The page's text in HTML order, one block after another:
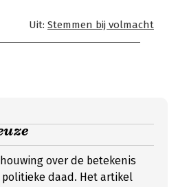
Uit: Stemmen bij volmacht
over de betekenis
daad. Het artikel